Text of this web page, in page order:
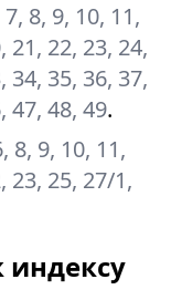
8, 9, 10, 11,
21, 22, 23, 24,
34, 35, 36, 37,
47, 48, 49.
8, 9, 10, 11,
23, 25, 27/1,